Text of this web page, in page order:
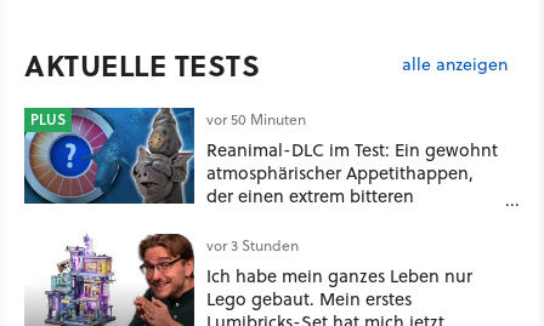
AKTUELLE TESTS alle anzeigen
PLUS vor 50 Minuten
Reanimal-DLC im Test: Ein gewohnt
atmosphärischer Appetithappen,
der einen extrem bitteren
vor 3 Stunden
Ich habe mein ganzes Leben nur
Lego gebaut. Mein erstes